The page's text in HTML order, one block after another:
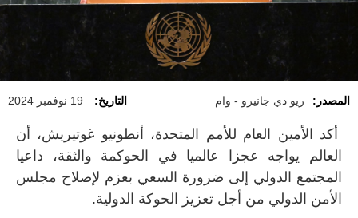
المصدر: ريو دي جانيرو - وام التاريخ: 19 نوفمبر 2024
أكد الأمين العام للأمم المتحدة، أنطونيو غوتيريش، أن
العالم يواجه عجزا عالميا في الحوكمة والثقة، داعيا
المجتمع الدولي إلى ضرورة السعي بعزم لإصلاح مجلس
الأمن الدولي من أجل تعزيز الحوكة الدولية.